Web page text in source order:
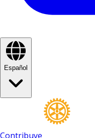
Español
Contribuye